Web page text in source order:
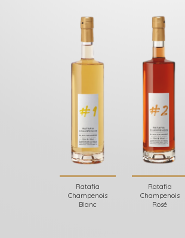
Ratafia
Champenois
Blanc
Ratafia
Champenois
Rosé